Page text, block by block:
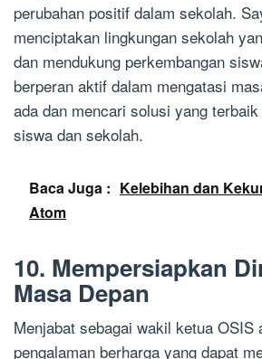
perubahan positif dalam sekolah.
menciptakan lingkungan sekolah
dan mendukung perkembangan
berperan aktif dalam mengatasi
ada dan mencari solusi yang
siswa dan sekolah.
Baca Juga : Kelebihan dan
Atom
10. Mempersiapkan
Masa Depan
Menjabat sebagai wakil ketua OSIS
pengalaman berharga yang dapat